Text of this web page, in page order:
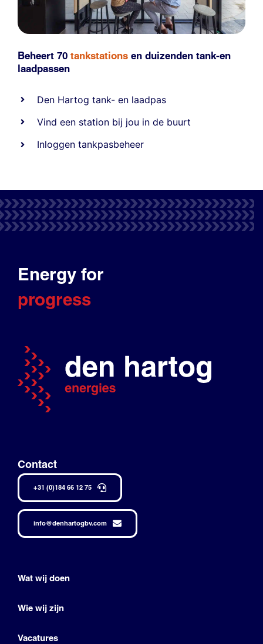
Beheert 70 tankstations en duizenden tank-en
laadpassen
Den Hartog tank- en laadpas
Vind een station bij jou in de buurt
Inloggen tankpasbeheer
Energy for
progress
Contact
+31 (0)184 66 12 75
info@denhartogbv.com
Wat wij doen
Wie wij zijn
Vacatures